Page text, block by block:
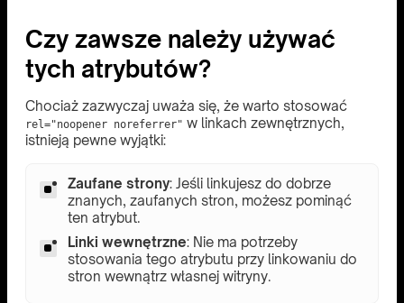
Czy zawsze należy używać
tych atrybutów?
Chociaż zazwyczaj uważa się, że warto stosować
rel="noopener noreferrer" w linkach zewnętrznych,
istnieją pewne wyjątki:
Zaufane strony: Jeśli linkujesz do dobrze
znanych, zaufanych stron, możesz pominąć
ten atrybut.
Linki wewnętrzne: Nie ma potrzeby
stosowania tego atrybutu przy linkowaniu do
stron wewnątrz własnej witryny.